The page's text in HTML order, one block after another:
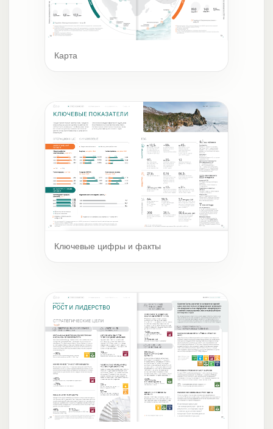
Карта
Ключевые цифры и факты